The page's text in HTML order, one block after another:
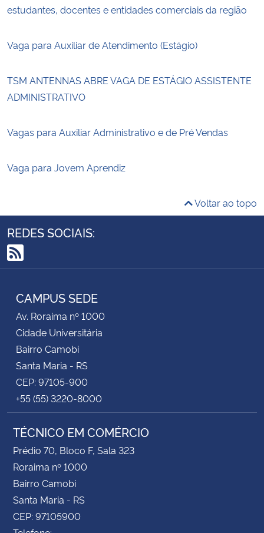
estudantes, docentes e entidades comerciais da região
Vaga para Auxiliar de Atendimento (Estágio)
TSM ANTENNAS ABRE VAGA DE ESTÁGIO ASSISTENTE
ADMINISTRATIVO
Vagas para Auxiliar Administrativo e de Pré Vendas
Vaga para Jovem Aprendiz
Voltar ao topo
REDES SOCIAIS:
RSS
CAMPUS SEDE
Av. Roraima nº 1000
Cidade Universitária
Bairro Camobi
Santa Maria - RS
CEP: 97105-900
+55 (55) 3220-8000
TÉCNICO EM COMÉRCIO
Prédio 70, Bloco F, Sala 323
Roraima nº 1000
Bairro Camobi
Santa Maria - RS
CEP: 97105900